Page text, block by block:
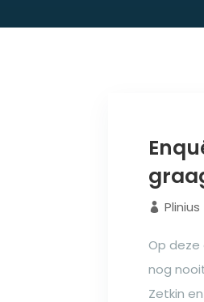
Plinius
Op
nog
Zetkin